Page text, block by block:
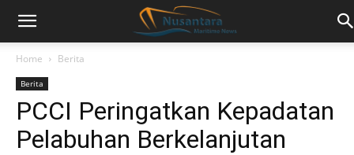
Home Berita
Berita
PCCI Peringatkan Kepadatan
Pelabuhan Berkelanjutan